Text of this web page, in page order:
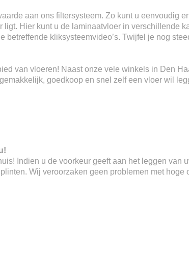
aan ons filtersysteem. Zo kunt u eenvoudig
Hier kunt u de laminaatvloer in verschillende
kliksysteemvideo’s. Twijfel je nog
van vloeren! Naast onze vele winkels in Den
goedkoop en snel zelf een vloer wil
Indien u de voorkeur geeft aan het leggen van
Wij veroorzaken geen problemen met